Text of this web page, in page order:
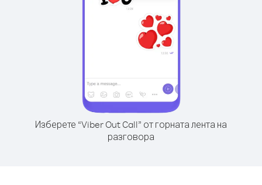
Изберете “Viber Out Call” от горната лента на
разговора